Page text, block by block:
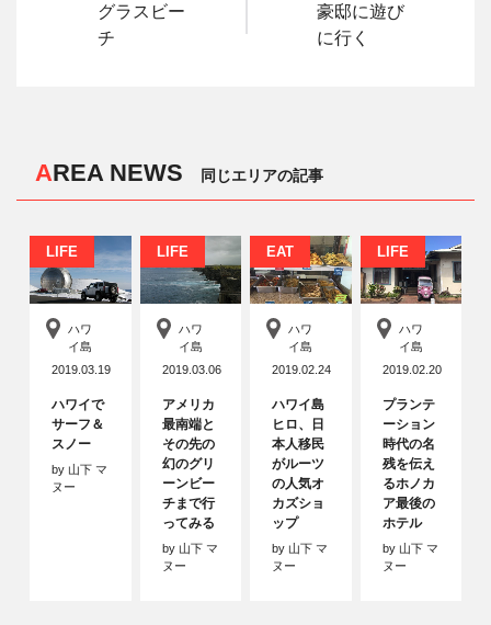
グラスビー
チ
豪邸に遊び
に行く
AREA NEWS 同じエリアの記事
LIFE
ハワ
イ島
2019.03.19
ハワイで
サーフ＆
スノー
by 山下 マ
ヌー
LIFE
ハワ
イ島
2019.03.06
アメリカ
最南端と
その先の
幻のグリ
ーンビー
チまで行
ってみる
by 山下 マ
ヌー
EAT
ハワ
イ島
2019.02.24
ハワイ島
ヒロ、日
本人移民
がルーツ
の人気オ
カズショ
ップ
by 山下 マ
ヌー
LIFE
ハワ
イ島
2019.02.20
プランテ
ーション
時代の名
残を伝え
るホノカ
ア最後の
ホテル
by 山下 マ
ヌー